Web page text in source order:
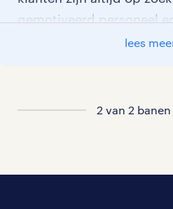
gemotiveerd personeel
graag samen met je naar
lees
2 van 2